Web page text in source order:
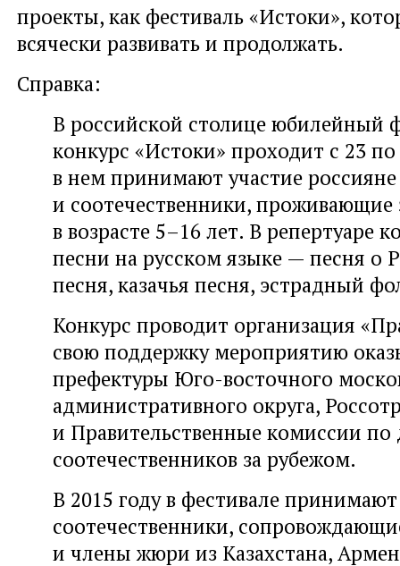
проекты, как фестиваль «Истоки»,
всячески развивать и продолжать.
Справка:
В российской столице юбилейный
конкурс «Истоки» проходит с 23
в нем принимают участие россияне
и соотечественники, проживающие
в возрасте 5–16 лет. В репертуаре
песни на русском языке — песня о
песня, казачья песня, эстрадный
Конкурс проводит организация
свою поддержку мероприятию
префектуры Юго-восточного
административного округа,
и Правительственные комиссии по
соотечественников за рубежом.
В 2015 году в фестивале
соотечественники,
и члены жюри из Казахстана,